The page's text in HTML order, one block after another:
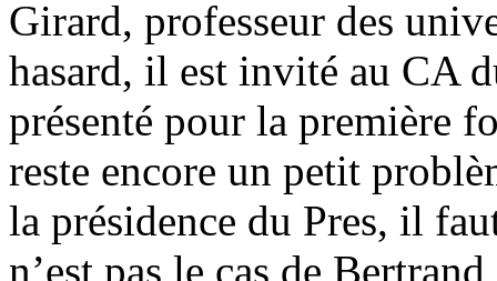
Girard, professeur des
hasard, il est invité au CA
présenté pour la première
reste encore un petit
la présidence du Pres, il
n’est pas le cas de